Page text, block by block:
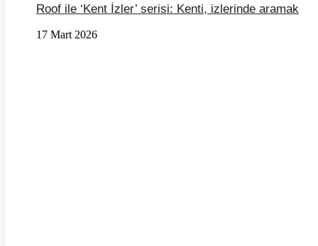
Roof ile ‘Kent İzler’ serisi: Kenti, izlerinde aramak
17 Mart 2026